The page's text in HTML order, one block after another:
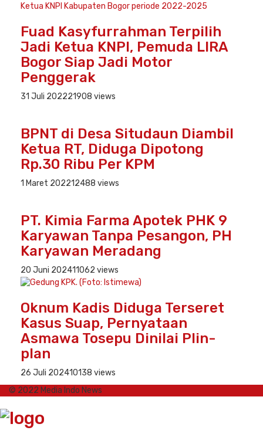
Fuad Kasyfurrahman Terpilih
Jadi Ketua KNPI, Pemuda LIRA
Bogor Siap Jadi Motor
Penggerak
31 Juli 202221908 views
BPNT di Desa Situdaun Diambil
Ketua RT, Diduga Dipotong
Rp.30 Ribu Per KPM
1 Maret 202212488 views
PT. Kimia Farma Apotek PHK 9
Karyawan Tanpa Pesangon, PH
Karyawan Meradang
20 Juni 202411062 views
Oknum Kadis Diduga Terseret
Kasus Suap, Pernyataan
Asmawa Tosepu Dinilai Plin-
plan
26 Juli 202410138 views
© 2022 Media Indo News